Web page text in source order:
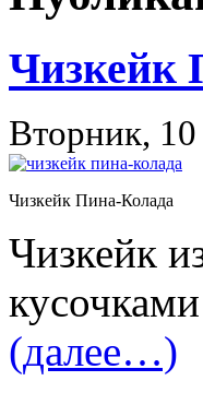
Чизкейк
Вторник,
Чизкейк Пина-Колада
Чизкейк
(далее…)